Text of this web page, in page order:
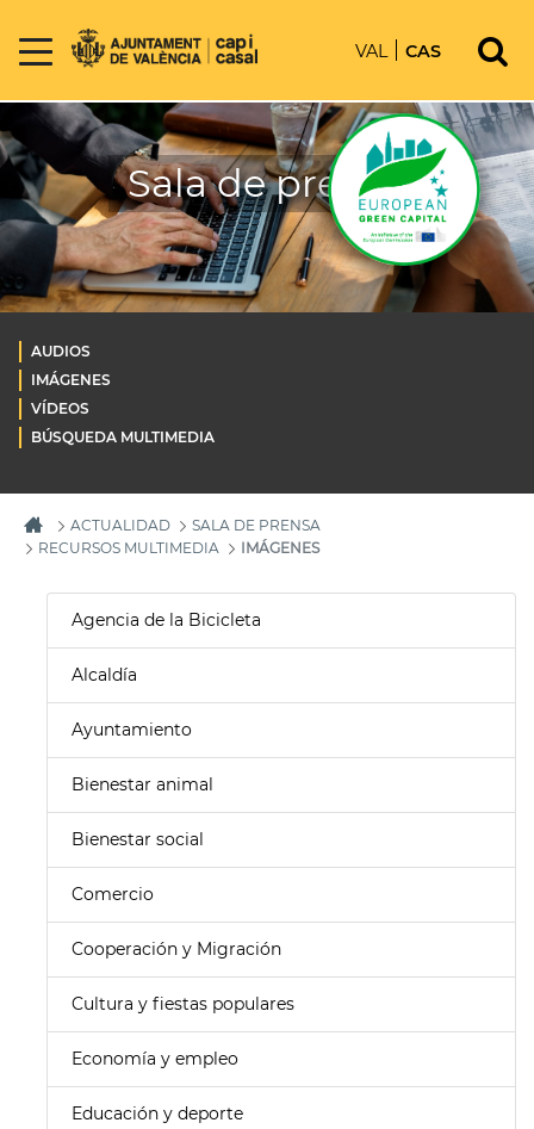
VAL CAS
Sala de prensa
AUDIOS
IMÁGENES
VÍDEOS
BÚSQUEDA MULTIMEDIA
ACTUALIDAD
SALA DE PRENSA
RECURSOS MULTIMEDIA
IMÁGENES
Agencia de la Bicicleta
Alcaldía
Ayuntamiento
Bienestar animal
Bienestar social
Comercio
Cooperación y Migración
Cultura y fiestas populares
Economía y empleo
Educación y deporte